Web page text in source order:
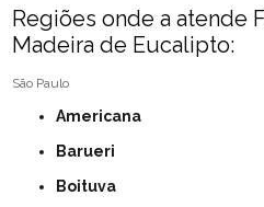
Regiões onde a atende
Madeira de Eucalipto:
São Paulo
Americana
Barueri
Boituva